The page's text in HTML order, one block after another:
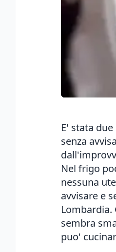
E' stata
senza
Nel frigo
nessuna
avvisare e
Lombardia.
sembra
puo'